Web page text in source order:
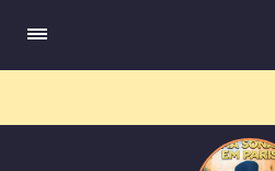
Paris
meio a círculos aristocráticos e reais.